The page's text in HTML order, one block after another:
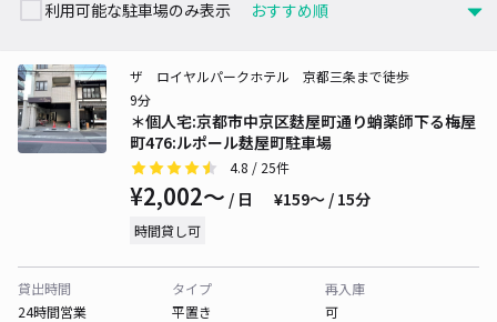
利用可能な駐車場のみ表示
＊個人宅:京都市中京区麩屋町通り蛸薬師下る梅屋
町476:ルポール麸屋町駐車場
ザ ロイヤルパークホテル 京都三条まで徒歩
9分
4.8 / 25件
¥2,002〜 / 日 ¥159〜 / 15分
時間貸し可
貸出時間
24時間営業
タイプ
平置き
再入庫
可